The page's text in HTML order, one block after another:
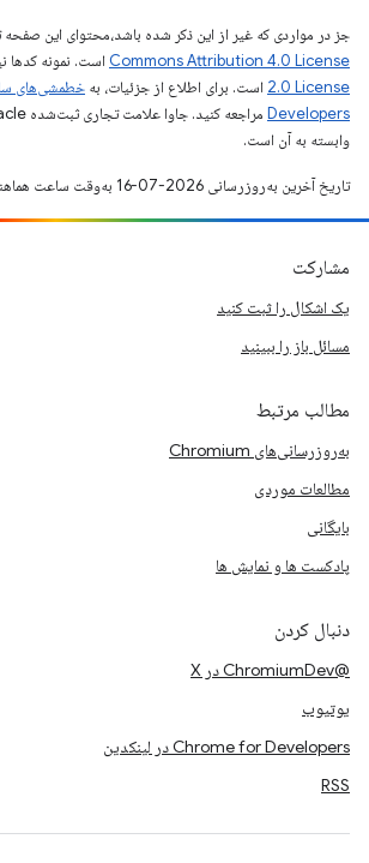
جز در مواردی که غیر از این ذکر شده باشد،‌محتوای این
Commons Attribution 4.0 License است. نمونه کدها
2.0 License است. برای اطلاع از جزئیات، به
Developers‏
وابسته به آن است.
تاریخ آخرین به‌روزرسانی 2026-07-16 به‌وقت ساعت هماهنگ جهانی.
مشارکت
یک اشکال را ثبت کنید
مسائل باز را ببینید
مطالب مرتبط
به‌روزرسانی‌های Chromium
مطالعات موردی
بایگانی
پادکست ها و نمایش ها
دنبال کردن
@ChromiumDev در X
یوتیوب
Chrome for Developers در لینکدین
RSS